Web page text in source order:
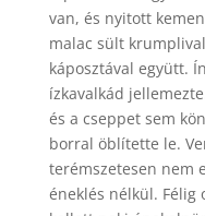
van, és nyitott
malac sült
káposztával együtt.
ízkavalkád
és a cseppet sem
borral öblítette le.
terémszetesen nem
éneklés nélkül. Félig